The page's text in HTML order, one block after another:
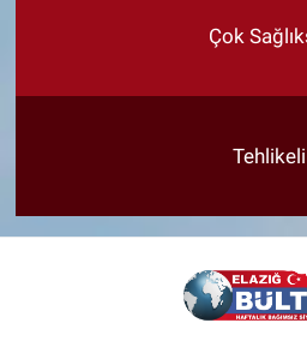
Çok
Tehlikeli